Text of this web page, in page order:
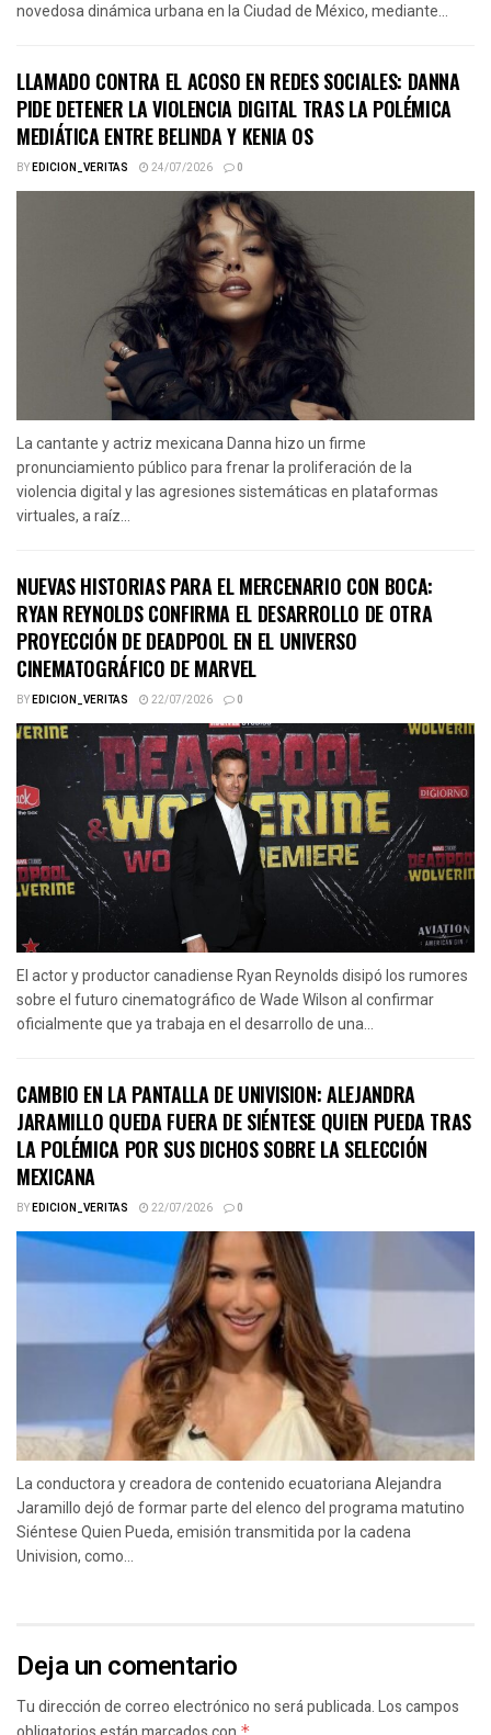
novedosa dinámica urbana en la Ciudad de México, mediante...
LLAMADO CONTRA EL ACOSO EN REDES SOCIALES: DANNA
PIDE DETENER LA VIOLENCIA DIGITAL TRAS LA POLÉMICA
MEDIÁTICA ENTRE BELINDA Y KENIA OS
BYEDICION_VERITAS 24/07/2026 0
La cantante y actriz mexicana Danna hizo un firme
pronunciamiento público para frenar la proliferación de la
violencia digital y las agresiones sistemáticas en plataformas
virtuales, a raíz...
NUEVAS HISTORIAS PARA EL MERCENARIO CON BOCA:
RYAN REYNOLDS CONFIRMA EL DESARROLLO DE OTRA
PROYECCIÓN DE DEADPOOL EN EL UNIVERSO
CINEMATOGRÁFICO DE MARVEL
BYEDICION_VERITAS 22/07/2026 0
El actor y productor canadiense Ryan Reynolds disipó los rumores
sobre el futuro cinematográfico de Wade Wilson al confirmar
oficialmente que ya trabaja en el desarrollo de una...
CAMBIO EN LA PANTALLA DE UNIVISION: ALEJANDRA
JARAMILLO QUEDA FUERA DE SIÉNTESE QUIEN PUEDA TRAS
LA POLÉMICA POR SUS DICHOS SOBRE LA SELECCIÓN
MEXICANA
BYEDICION_VERITAS 22/07/2026 0
La conductora y creadora de contenido ecuatoriana Alejandra
Jaramillo dejó de formar parte del elenco del programa matutino
Siéntese Quien Pueda, emisión transmitida por la cadena
Univision, como...
Deja un comentario
Tu dirección de correo electrónico no será publicada.Los campos